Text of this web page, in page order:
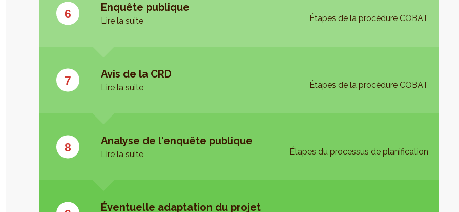
Enquête publique
Lire la suite Étapes de la procédure COBAT
Avis de la CRD
Lire la suite Étapes de la procédure COBAT
Analyse de l'enquête publique
Lire la suite Étapes du processus de planification
Éventuelle adaptation du projet